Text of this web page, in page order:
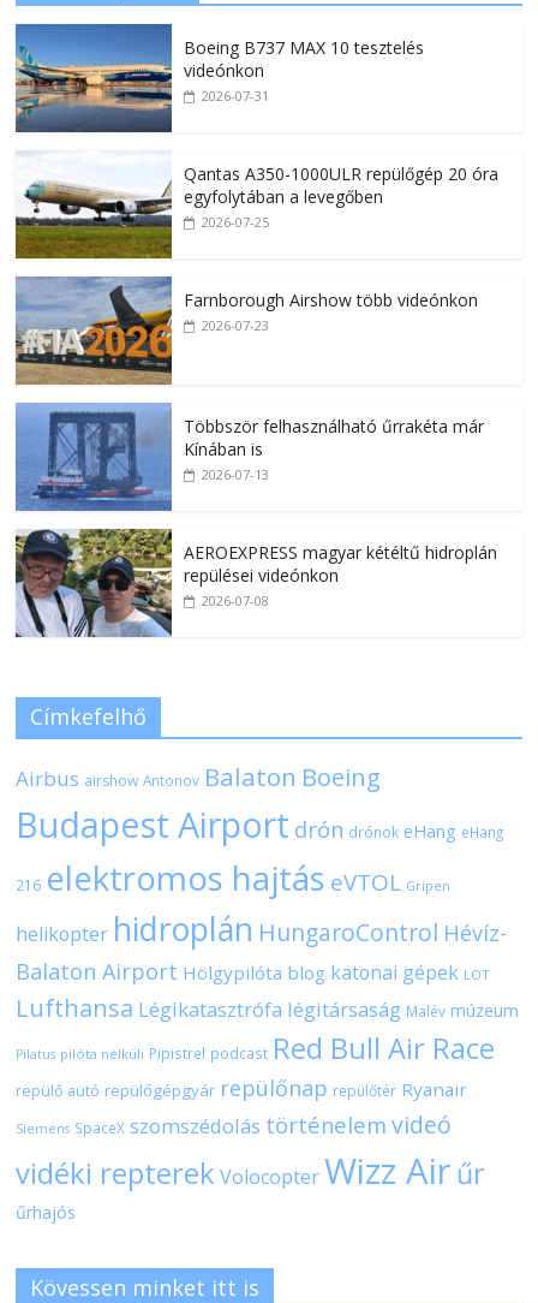
Boeing B737 MAX 10 tesztelés
videónkon
2026-07-31
Qantas A350-1000ULR repülőgép 20 óra
egyfolytában a levegőben
2026-07-25
Farnborough Airshow több videónkon
2026-07-23
Többször felhasználható űrrakéta már
Kínában is
2026-07-13
AEROEXPRESS magyar kétéltű hidroplán
repülései videónkon
2026-07-08
Címkefelhő
Airbus airshow Antonov Balaton Boeing
Budapest Airport drón drónok eHang eHang
216 elektromos hajtás eVTOL Gripen
helikopter hidroplán HungaroControl Hévíz-
Balaton Airport Hölgypilóta blog katonai gépek LOT
Lufthansa Légikatasztrófa légitársaság Malév múzeum
Pilatus pilóta nélküli Pipistrel podcast Red Bull Air Race
repülő autó repülőgépgyár repülőnap repülőtér Ryanair
Siemens SpaceX szomszédolás történelem videó
vidéki repterek Volocopter Wizz Air űr
űrhajós
Kövessen minket itt is